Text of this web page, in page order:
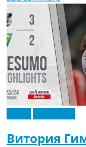
Витория